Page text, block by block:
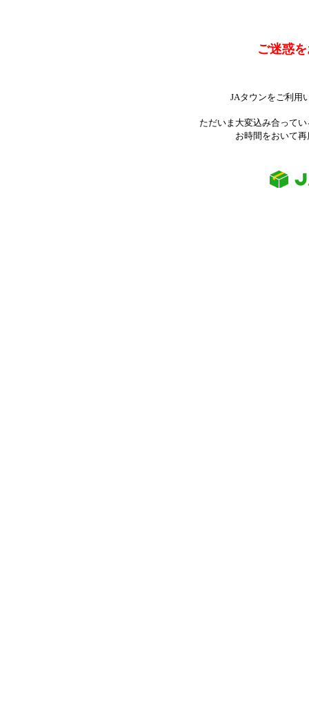
ご迷惑
JAタウンをご利用
ただいま大変込み合って
お時間をおいて